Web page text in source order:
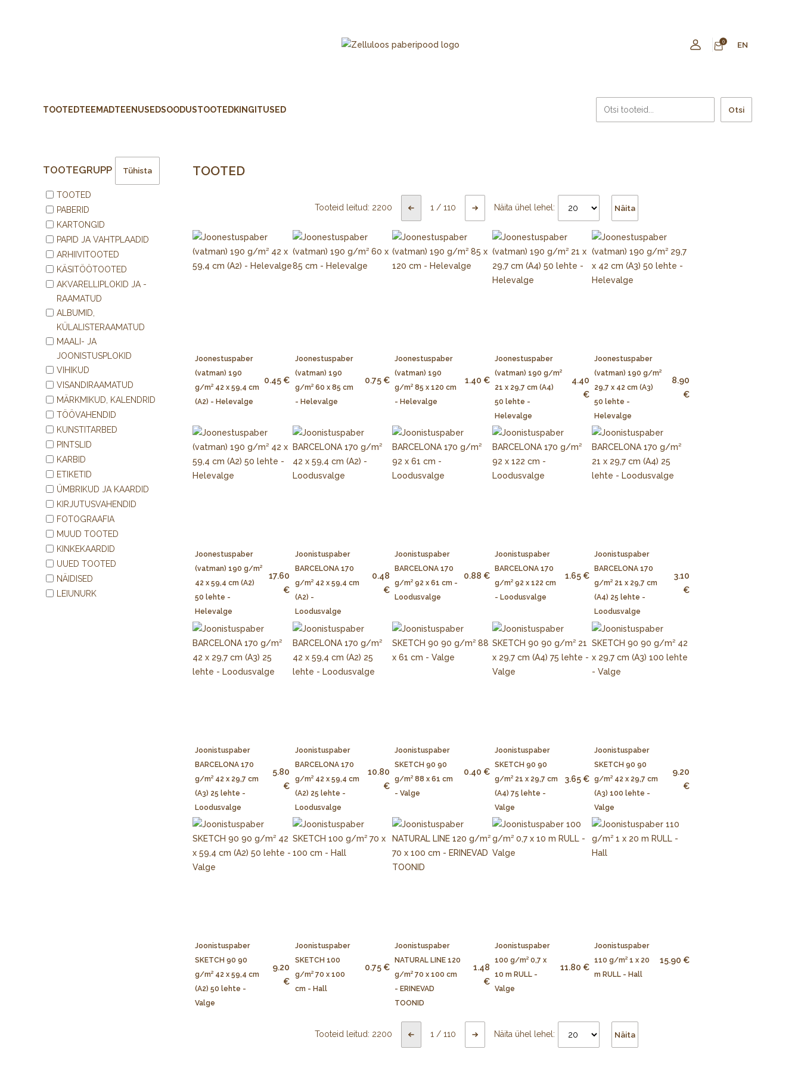
0 EN
TOOTEDTEEMADTEENUSEDSOODUSTOOTEDKINGITUSED Otsi
TOOTEGRUPP Tühista
TOOTED
PABERID
KARTONGID
PAPID JA VAHTPLAADID
ARHIIVITOOTED
KÄSITÖÖTOOTED
AKVARELLIPLOKID JA -
RAAMATUD
ALBUMID,
KÜLALISTERAAMATUD
MAALI- JA
JOONISTUSPLOKID
VIHIKUD
VISANDIRAAMATUD
MÄRKMIKUD, KALENDRID
TÖÖVAHENDID
KUNSTITARBED
PINTSLID
KARBID
ETIKETID
ÜMBRIKUD JA KAARDID
KIRJUTUSVAHENDID
FOTOGRAAFIA
MUUD TOOTED
KINKEKAARDID
UUED TOOTED
NÄIDISED
LEIUNURK
TOOTED
Tooteid leitud: 2200 1 /110 Näita ühel lehel: Näita
Joonestuspaber
(vatman) 190
g/m² 42 x 59,4 cm
(A2) - Helevalge
0.45 €
Joonestuspaber
(vatman) 190
g/m² 60 x 85 cm
- Helevalge
0.75 €
Joonestuspaber
(vatman) 190
g/m² 85 x 120 cm
- Helevalge
1.40 €
Joonestuspaber
(vatman) 190 g/m²
21 x 29,7 cm (A4)
50 lehte -
Helevalge
4.40
€
Joonestuspaber
(vatman) 190 g/m²
29,7 x 42 cm (A3)
50 lehte -
Helevalge
8.90
€
Joonestuspaber
(vatman) 190 g/m²
42 x 59,4 cm (A2)
50 lehte -
Helevalge
17.60
€
Joonistuspaber
BARCELONA 170
g/m² 42 x 59,4 cm
(A2) -
Loodusvalge
0.48
€
Joonistuspaber
BARCELONA 170
g/m² 92 x 61 cm -
Loodusvalge
0.88 €
Joonistuspaber
BARCELONA 170
g/m² 92 x 122 cm
- Loodusvalge
1.65 €
Joonistuspaber
BARCELONA 170
g/m² 21 x 29,7 cm
(A4) 25 lehte -
Loodusvalge
3.10
€
Joonistuspaber
BARCELONA 170
g/m² 42 x 29,7 cm
(A3) 25 lehte -
Loodusvalge
5.80
€
Joonistuspaber
BARCELONA 170
g/m² 42 x 59,4 cm
(A2) 25 lehte -
Loodusvalge
10.80
€
Joonistuspaber
SKETCH 90 90
g/m² 88 x 61 cm
- Valge
0.40 €
Joonistuspaber
SKETCH 90 90
g/m² 21 x 29,7 cm
(A4) 75 lehte -
Valge
3.65 €
Joonistuspaber
SKETCH 90 90
g/m² 42 x 29,7 cm
(A3) 100 lehte -
Valge
9.20
€
Joonistuspaber
SKETCH 90 90
g/m² 42 x 59,4 cm
(A2) 50 lehte -
Valge
9.20
€
Joonistuspaber
SKETCH 100
g/m² 70 x 100
cm - Hall
0.75 €
Joonistuspaber
NATURAL LINE 120
g/m² 70 x 100 cm
- ERINEVAD
TOONID
1.48
€
Joonistuspaber
100 g/m² 0,7 x
10 m RULL -
Valge
11.80 €
Joonistuspaber
110 g/m² 1 x 20
m RULL - Hall
15.90 €
Tooteid leitud: 2200 1 /110 Näita ühel lehel: Näita